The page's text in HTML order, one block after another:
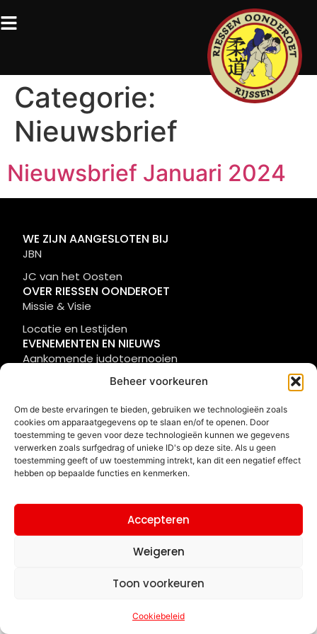
Beheer voorkeuren
Om de beste ervaringen te bieden, gebruiken we technologieën zoals
cookies om apparaatgegevens op te slaan en/of te openen. Door
toestemming te geven voor deze technologieën kunnen we gegevens
verwerken zoals surfgedrag of unieke ID's op deze site. Als u geen
toestemming geeft of uw toestemming intrekt, kan dit een negatief effect
hebben op bepaalde functies en kenmerken.
Accepteren
Weigeren
Toon voorkeuren
Cookiebeleid
Categorie:
Nieuwsbrief
Nieuwsbrief Januari 2024
WE ZIJN AANGESLOTEN BIJ
JBN
JC van het Oosten
OVER RIESSEN OONDEROET
Missie & Visie
Locatie en Lestijden
EVENEMENTEN EN NIEUWS
Aankomende judotoernooien
Nieuws en updates
Aanmelden en contributie
Contact
©2026website gemaakt door
Langemaire
websolutions
Cookiebeleid